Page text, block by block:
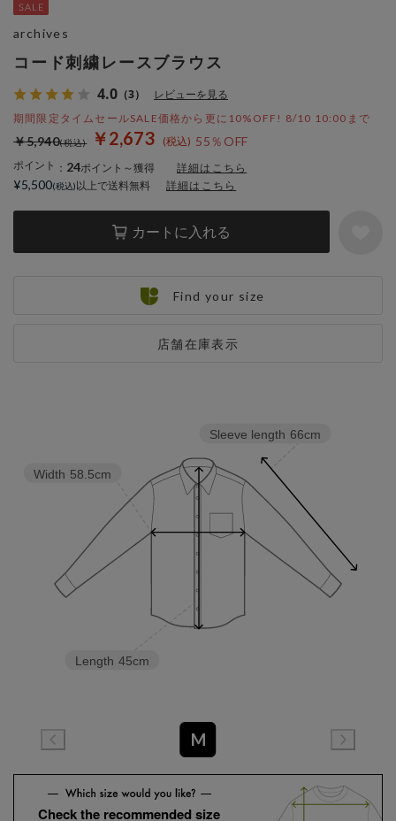
コード刺繍レースブラウス
4.0 （3） レビューを見る
期間限定タイムセールSALE価格から更に10%OFF! 8/10 10:00まで
￥2,673 55％OFF
￥5,940
ポイント ： 24ポイント～獲得 詳細はこちら
カートに入れる
店舗在庫表示
archives
¥5,500 以上で送料無料 詳細はこちら
Find your size
Sleeve length 66cm
Length 45cm
Width 58.5cm
M
Check the recommended size